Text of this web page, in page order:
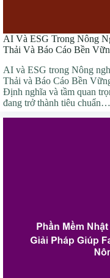
AI Và ESG Trong Nông
Thải Và Báo Cáo Bền
AI và ESG trong Nông
Thải và Báo Cáo Bền
Định nghĩa và tầm quan
đang trở thành tiêu chuẩn…